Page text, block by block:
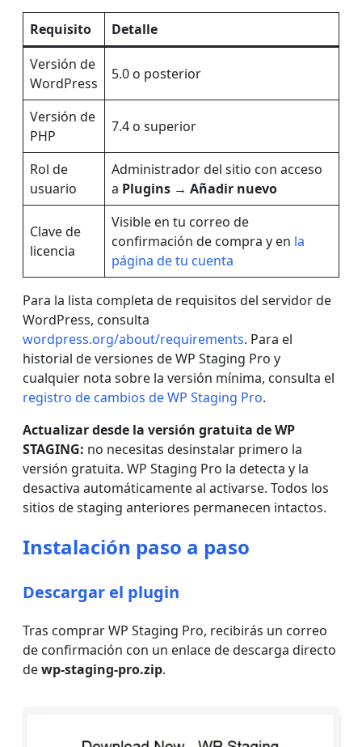
Requisito
Detalle
Versión de
WordPress
5.0 o posterior
Versión de
PHP
7.4 o superior
Rol de
usuario
Administrador del sitio con acceso
a Plugins → Añadir nuevo
Clave de
licencia
Visible en tu correo de
confirmación de compra y en la
página de tu cuenta
Para la lista completa de requisitos del servidor de
WordPress, consulta
wordpress.org/about/requirements. Para el
historial de versiones de WP Staging Pro y
cualquier nota sobre la versión mínima, consulta el
registro de cambios de WP Staging Pro.
Actualizar desde la versión gratuita de WP
STAGING: no necesitas desinstalar primero la
versión gratuita. WP Staging Pro la detecta y la
desactiva automáticamente al activarse. Todos los
sitios de staging anteriores permanecen intactos.
Instalación paso a paso
Descargar el plugin
Tras comprar WP Staging Pro, recibirás un correo
de confirmación con un enlace de descarga directo
dewp-staging-pro.zip.